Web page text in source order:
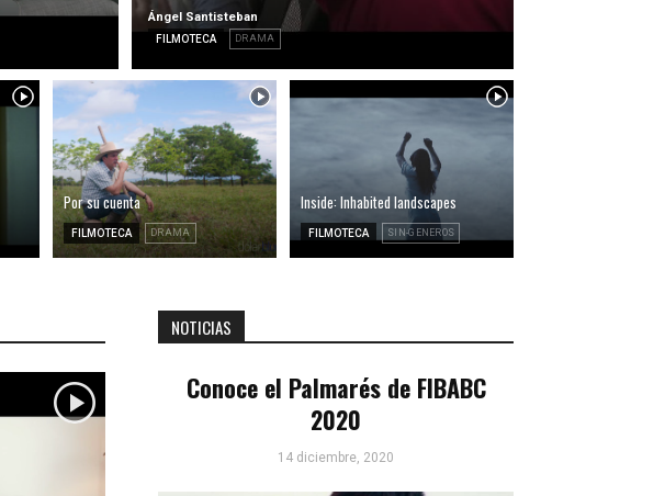
Ángel Santisteban
FILMOTECA DRAMA
Por su cuenta
FILMOTECA DRAMA
Inside: Inhabited landscapes
FILMOTECA SIN-GENEROS
NOTICIAS
Conoce el Palmarés de FIBABC
2020
14 diciembre, 2020